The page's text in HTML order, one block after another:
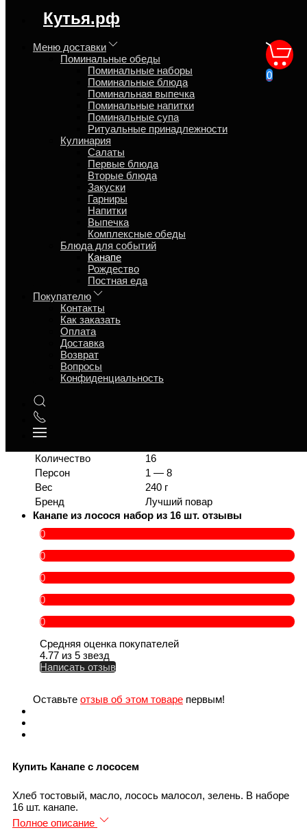
регион доставки:
Московская область
Кутья.рф
Меню доставки
Поминальные обеды
Поминальные наборы
Поминальные блюда
Поминальная выпечка
Поминальные напитки
Поминальные супа
Ритуальные принадлежности
Кулинария
Салаты
Первые блюда
Вторые блюда
Закуски
Гарниры
Напитки
Выпечка
Комплексные обеды
Блюда для событий
Канапе
Рождество
Постная еда
Покупателю
Контакты
Как заказать
Оплата
Доставка
Возврат
Вопросы
Конфиденциальность
0
Канапе из лосося набор из
Блюда для событий
Канапе
Характеристики
Страница
Страница
Канапе из лосося набор из 16 шт. упакованый в
коробочку. Канапе на шпажке вес 15 гр. состав: Хлеб
тостовый, масло, лосось* малосол, зелень.
*сёмга или форель
Время приготовления
Способ приготовление
Срок годности
12 ч
t° хранения
В составе есть
Повод
Количество
16
Персон
1 — 8
Вес
240 г
Бренд
Лучший повар
Канапе из лосося набор из 16 шт. отзывы
0
0
0
0
0
Средняя оценка покупателей
4.77 из 5 звезд
Написать отзыв
Оставьте отзыв об этом товаре первым!
Купить Канапе с лососем
Хлеб тостовый, масло, лосось малосол, зелень. В наборе
16 шт. канапе.
Полное описание